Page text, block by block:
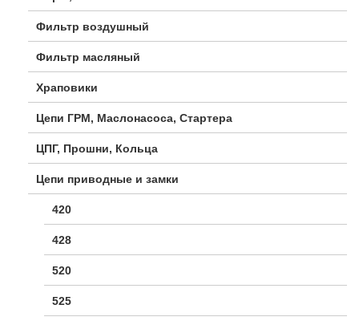
Фильтр воздушный
Фильтр масляный
Храповики
Цепи ГРМ, Маслонасоса, Стартера
ЦПГ, Прошни, Кольца
Цепи приводные и замки
420
428
520
525